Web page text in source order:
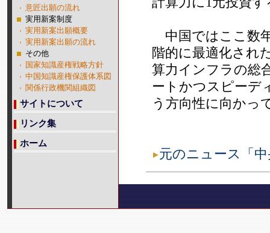
中国ではここ数
階的に最適化され
算力インフラの総
ートかつスピーデ
う方向性に向かっ
元のニュース「
意匠出願の流れ
実用新案制度
実用新案出願概要
実用新案出願の流れ
その他
国家知識産権戦略方針
中国知識産権保護体系図
関係行政機関組織図
サイトについて
リンク集
ホーム